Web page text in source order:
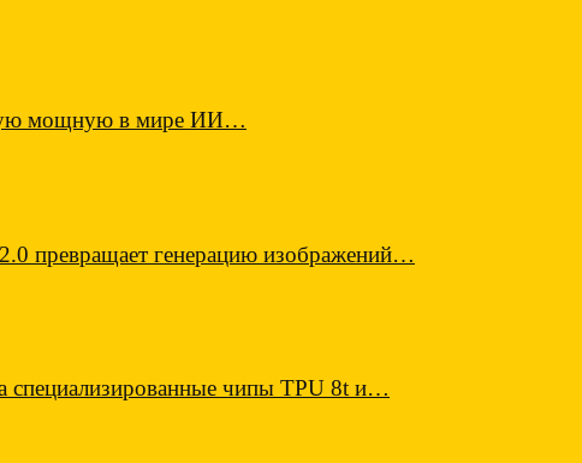
мощную в мире ИИ…
превращает генерацию изображений…
специализированные чипы TPU 8t и…